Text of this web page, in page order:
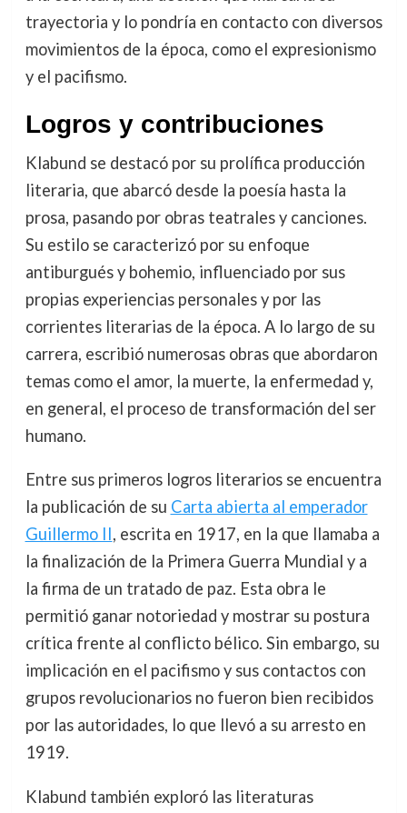
trayectoria y lo pondría en contacto con diversos
movimientos de la época, como el expresionismo
y el pacifismo.
Logros y contribuciones
Klabund se destacó por su prolífica producción
literaria, que abarcó desde la poesía hasta la
prosa, pasando por obras teatrales y canciones.
Su estilo se caracterizó por su enfoque
antiburgués y bohemio, influenciado por sus
propias experiencias personales y por las
corrientes literarias de la época. A lo largo de su
carrera, escribió numerosas obras que abordaron
temas como el amor, la muerte, la enfermedad y,
en general, el proceso de transformación del ser
humano.
Entre sus primeros logros literarios se encuentra
la publicación de su Carta abierta al emperador
Guillermo II, escrita en 1917, en la que llamaba a
la finalización de la Primera Guerra Mundial y a
la firma de un tratado de paz. Esta obra le
permitió ganar notoriedad y mostrar su postura
crítica frente al conflicto bélico. Sin embargo, su
implicación en el pacifismo y sus contactos con
grupos revolucionarios no fueron bien recibidos
por las autoridades, lo que llevó a su arresto en
1919.
Klabund también exploró las literaturas